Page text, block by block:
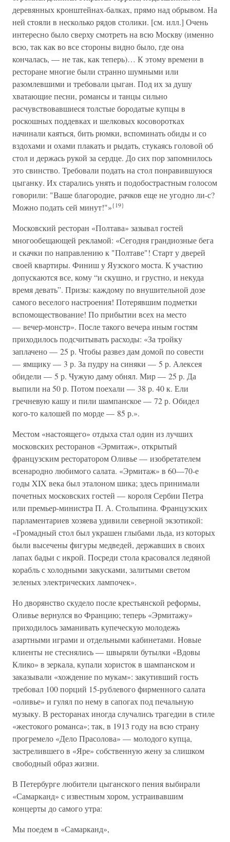
деревянных кронштейнах-балках, прямо над обрывом. На
ней стояли в несколько рядов столики. [см. илл.] Очень
интересно было сверху смотреть на всю Москву (именно
всю, так как во все стороны видно было, где она
кончалась, — не так, как теперь)… К этому времени в
ресторане многие были странно шумными или
разомлевшими и требовали цыган. Под их за душу
хватающие песни, романсы и танцы сильно
расчувствовавшиеся толстые бородатые купцы в
роскошных поддевках и шелковых косоворотках
начинали каяться, бить рюмки, вспоминать обиды и со
вздохами и охами плакать и рыдать, стукаясь головой об
стол и держась рукой за сердце. До сих пор запомнилось
это свинство. Требовали подать на стол понравившуюся
цыганку. Их старались унять и подобострастным голосом
говорили: "Ваше благородие, рачков еще не угодно ли-с?
Можно подать сей минут!"»{19}
Московский ресторан «Полтава» зазывал гостей
многообещающей рекламой: «Сегодня грандиозные бега
и скачки по направлению к "Полтаве"! Старт у дверей
своей квартиры. Финиш у Яузского моста. К участию
допускаются все, кому “и скушно, и грустно, и некуда
время девать”. Призы: каждому по внушительной дозе
самого веселого настроения! Потерявшим подметки
вспомоществование! По прибытии всех на место
— вечер-монстр». После такого вечера иным гостям
приходилось подсчитывать расходы: «За тройку
заплачено — 25 р. Чтобы развез дам домой по совести
— ямщику — 3 р. За пудру на синяки — 5 р. Алексея
обидели — 5 р. Чужую даму обнял. Мир — 25 р. Да
выпили на 50 р. Потом поехали — 38 р. 40 к. Ели
гречневую кашу и пили шампанское — 72 р. Обидел
кого-то калошей по морде — 85 р.».
Местом «настоящего» отдыха стал один из лучших
московских ресторанов «Эрмитаж», открытый
французским ресторатором Оливье — изобретателем
всенародно любимого салата. «Эрмитаж» в 60—70-е
годы XIX века был эталоном шика; здесь принимали
почетных московских гостей — короля Сербии Петра
или премьер-министра П. А. Столыпина. Французских
парламентариев хозяева удивили северной экзотикой:
«Громадный стол был украшен глыбами льда, из которых
были высечены фигуры медведей, державших в своих
лапах бадьи с икрой. Посреди стола красовался ледяной
корабль с холодными закусками, залитыми светом
зеленых электрических лампочек».
Но дворянство скудело после крестьянской реформы,
Оливье вернулся во Францию; теперь «Эрмитажу»
приходилось заманивать купеческую молодежь
азартными играми и отдельными кабинетами. Новые
клиенты не стеснялись — швыряли бутылки «Вдовы
Клико» в зеркала, купали хористок в шампанском и
заказывали «хождение по мукам»: закутивший гость
требовал 100 порций 15-рублевого фирменного салата
«оливье» и гулял по нему в сапогах под печальную
музыку. В ресторанах иногда случались трагедии в стиле
«жестокого романса»; так, в 1913 году на всю страну
прогремело «Дело Прасолова» — молодого купца,
застрелившего в «Яре» собственную жену за слишком
свободный образ жизни.
В Петербурге любители цыганского пения выбирали
«Самарканд» с известным хором, устраивавшим
концерты до самого утра:
Мы поедем в «Самарканд»,